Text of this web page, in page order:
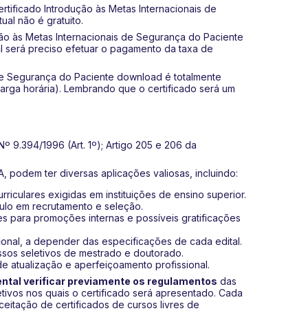
Introdução às Metas Internacionais de
não é gratuito.
às Metas Internacionais de Segurança do Paciente
será preciso efetuar o pagamento da taxa de
Segurança do Paciente download é totalmente
horária). Lembrando que o certificado será um
9.394/1996 (Art. 1º); Artigo 205 e 206 da
podem ter diversas aplicações valiosas, incluindo:
exigidas em instituições de ensino superior.
em recrutamento e seleção.
para promoções internas e possíveis gratificações
a depender das especificações de cada edital.
seletivos de mestrado e doutorado.
atualização e aperfeiçoamento profissional.
verificar previamente os regulamentos das
nos quais o certificado será apresentado. Cada
de certificados de cursos livres de